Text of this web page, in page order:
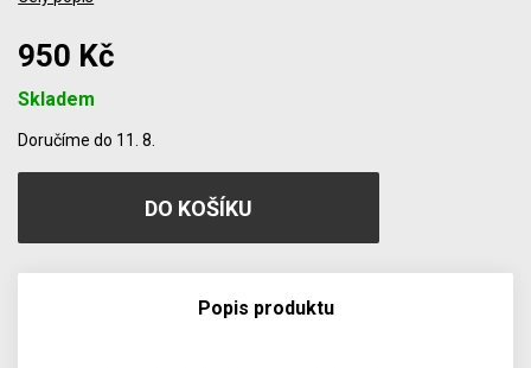
950 Kč
Skladem
Doručíme do 11. 8.
Popis produktu